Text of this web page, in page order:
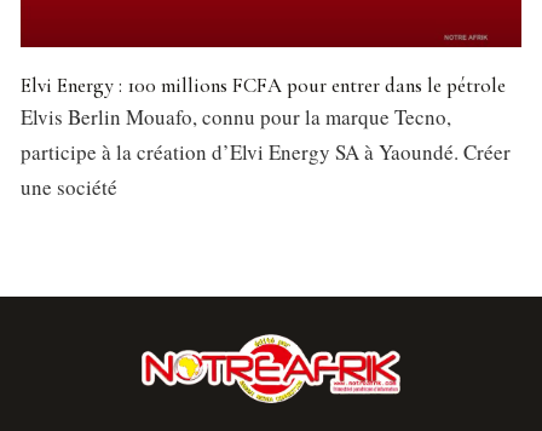
Elvi Energy : 100 millions FCFA pour entrer dans le pétrole
Elvis Berlin Mouafo, connu pour la marque Tecno,
participe à la création d’Elvi Energy SA à Yaoundé. Créer
une société